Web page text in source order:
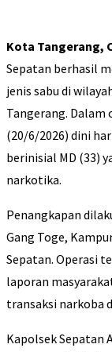
Kota Tangerang,
Sepatan berhasil
jenis sabu di
Tangerang. Dalam
(20/6/2026) dini
berinisial MD (33)
narkotika.
Penangkapan
Gang Toge,
Sepatan. Operasi
laporan
transaksi narkoba
Kapolsek Sepatan